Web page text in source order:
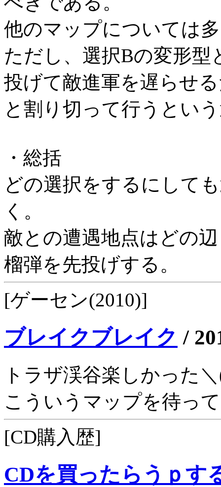
他のマップについては
ただし、選択Bの変形型
投げて敵進軍を遅らせ
と割り切って行うとい
・総括
どの選択をするにして
く。
敵との遭遇地点はどの
榴弾を先投げする。
[ゲーセン(2010)]
ブレイクブレイク /
トラザ渓谷楽しかった
こういうマップを待っ
[CD購入歴]
CDを買ったらうｐす